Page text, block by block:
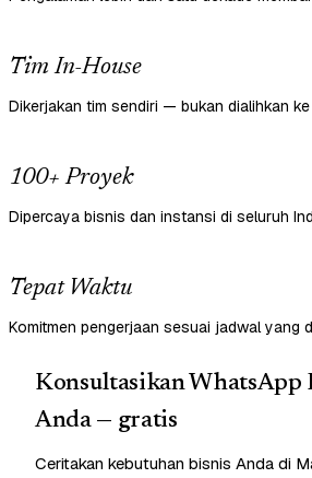
Tim In-House
Dikerjakan tim sendiri — bukan dialihkan
100+ Proyek
Dipercaya bisnis dan instansi di seluruh
Tepat Waktu
Komitmen pengerjaan sesuai jadwal yang
Konsultasikan WhatsApp
Anda — gratis
Ceritakan kebutuhan bisnis Anda di